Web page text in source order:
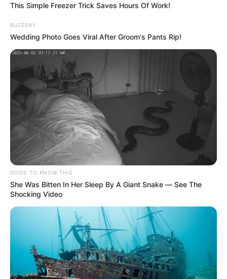
CICLISTAS
importante dato por lo que
CARGAR MÁS
TEMAS DESTACADOS
EMERGENCIAS POR LLUVIAS
FUERTES LLUVIAS
LIGA BETPLAY
METRO DE MEDELLÍN
CORTES DE LUZ
CORTES DE AGUA
FENÓMENO DEL NIÑO
This Simple Freezer Trick Saves Hours Of Work!
BUZZDAY
Wedding Photo Goes Viral After Groom's Pants Rip!
GOOD TO KNOW THIS
She Was Bitten In Her Sleep By A Giant Snake — See The
Shocking Video